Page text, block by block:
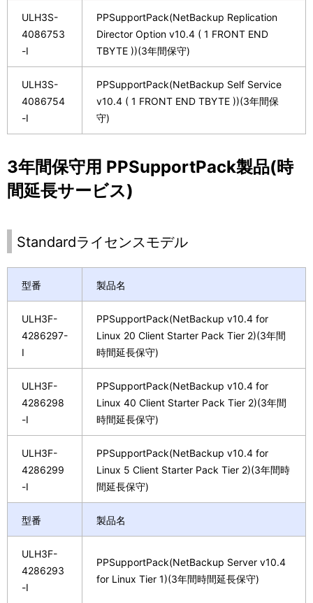
ULH3S-
4086753
-I
PPSupportPack(NetBackup Replication
Director Option v10.4 ( 1 FRONT END
TBYTE ))(3年間保守)
ULH3S-
4086754
-I
PPSupportPack(NetBackup Self Service
v10.4 ( 1 FRONT END TBYTE ))(3年間保
守)
3年間保守用 PPSupportPack製品(時
間延長サービス)
Standardライセンスモデル
型番 製品名
ULH3F-
4286297-
I
PPSupportPack(NetBackup v10.4 for
Linux 20 Client Starter Pack Tier 2)(3年間
時間延長保守)
ULH3F-
4286298
-I
PPSupportPack(NetBackup v10.4 for
Linux 40 Client Starter Pack Tier 2)(3年間
時間延長保守)
ULH3F-
4286299
-I
PPSupportPack(NetBackup v10.4 for
Linux 5 Client Starter Pack Tier 2)(3年間時
間延長保守)
型番 製品名
ULH3F-
4286293
-I
PPSupportPack(NetBackup Server v10.4
for Linux Tier 1)(3年間時間延長保守)